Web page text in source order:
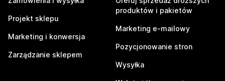
Projekt sklepu
Marketing i konwersja
Zarządzanie sklepem
produktów i pakietów
Marketing e-mailowy
Pozycjonowanie stron
Wysyłka